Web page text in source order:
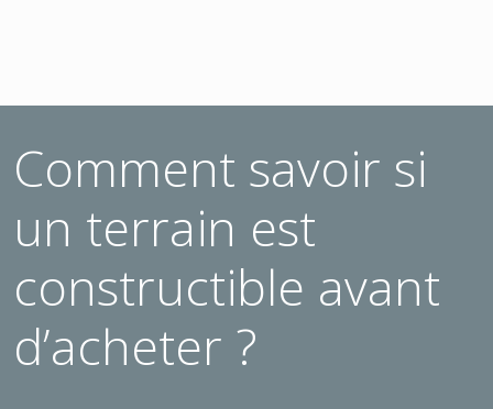
Comment savoir si
un terrain est
constructible avant
d’acheter ?